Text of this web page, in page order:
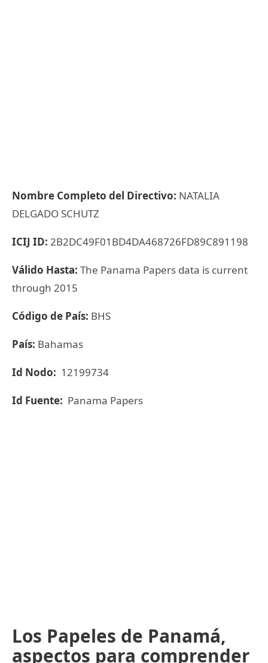
Nombre Completo del Directivo: NATALIA
DELGADO SCHUTZ
ICIJ ID: 2B2DC49F01BD4DA468726FD89C891198
Válido Hasta: The Panama Papers data is current
through 2015
Código de País: BHS
País: Bahamas
Id Nodo: 12199734
Id Fuente: Panama Papers
Los Papeles de Panamá,
aspectos para comprender